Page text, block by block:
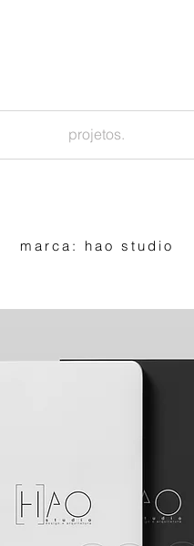
projetos.
marca: hao studio